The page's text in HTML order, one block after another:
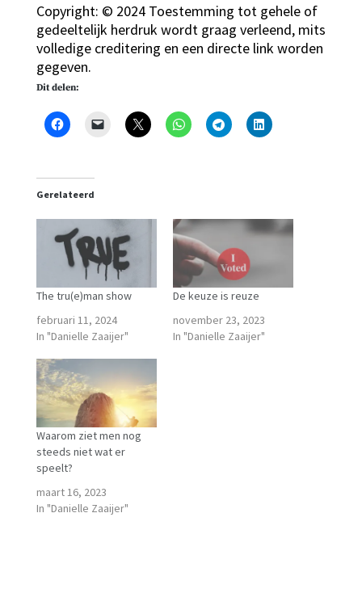
Copyright: © 2024 Toestemming tot gehele of
gedeeltelijk herdruk wordt graag verleend, mits
volledige creditering en een directe link worden
gegeven.
Dit delen:
Gerelateerd
The tru(e)man show
februari 11, 2024
In "Danielle Zaaijer"
De keuze is reuze
november 23, 2023
In "Danielle Zaaijer"
Waarom ziet men nog
steeds niet wat er
speelt?
maart 16, 2023
In "Danielle Zaaijer"